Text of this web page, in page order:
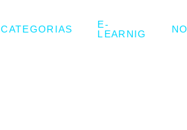
CATEGORIAS
E-
LEARNIG